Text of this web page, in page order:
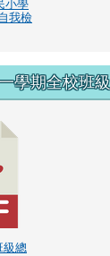
小學
我檢
學期全校班
級總